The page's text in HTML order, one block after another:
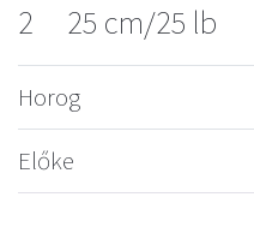
2 25 cm/25 lb
Horog
Előke